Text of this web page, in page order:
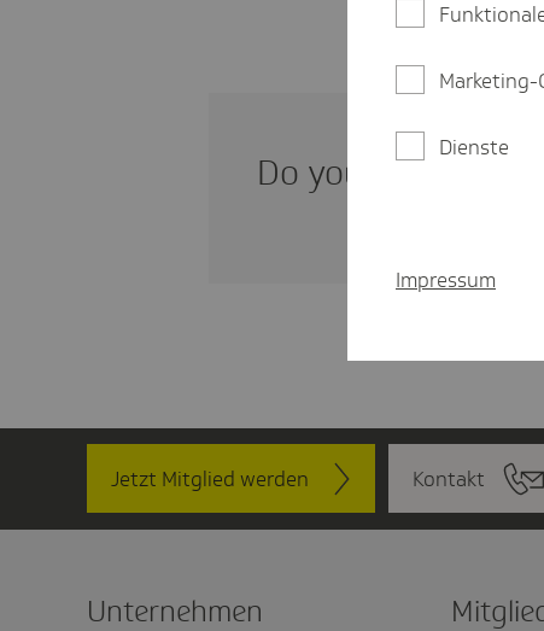
Do you need
Jetzt Mitglied werden Kontakt
Unter­nehmen
Marketing-
Dienste
Impressum